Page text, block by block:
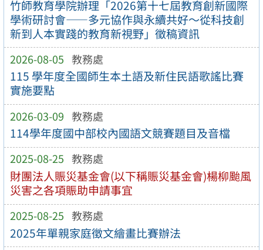
竹師教育學院辦理「2026第十七屆教育創新國際
學術研討會——多元協作與永續共好～從科技創
新到人本實踐的教育新視野」徵稿資訊
2026-08-05 教務處
115 學年度全國師生本土語及新住民語歌謠比賽
實施要點
2026-03-09 教務處
114學年度國中部校內國語文競賽題目及音檔
2025-08-25 教務處
財團法人賑災基金會(以下稱賑災基金會)楊柳颱風
災害之各項賑助申請事宜
2025-08-25 教務處
2025年單親家庭徵文繪畫比賽辦法